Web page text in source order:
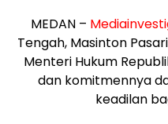
MEDAN –
Tengah, Masinton
Menteri Hukum
dan komitmennya
keadilan